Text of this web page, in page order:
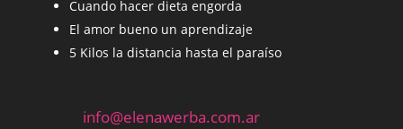
Cuando hacer dieta engorda
El amor bueno un aprendizaje
5 Kilos la distancia hasta el paraíso
info@elenawerba.com.ar